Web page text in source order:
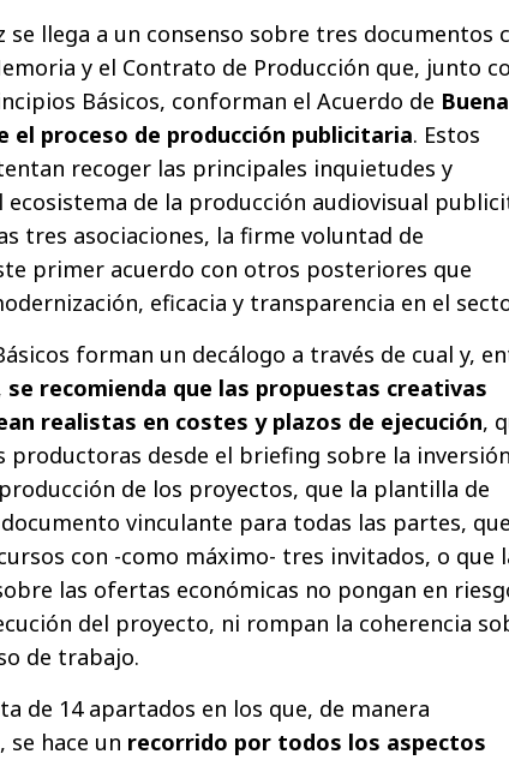
se llega a un consenso sobre tres documentos
y el Contrato de Producción que, junto
Básicos, conforman el Acuerdo de
el proceso de producción publicitaria. Estos
recoger las principales inquietudes y
ecosistema de la producción audiovisual
tres asociaciones, la firme voluntad de
primer acuerdo con otros posteriores que
eficacia y transparencia en el
forman un decálogo a través de cual y,
se recomienda que las propuestas creativas
realistas en costes y plazos de ejecución,
productoras desde el briefing sobre la inversión
de los proyectos, que la plantilla de
vinculante para todas las partes,
con -como máximo- tres invitados, o que
las ofertas económicas no pongan en
del proyecto, ni rompan la coherencia
de trabajo.
de 14 apartados en los que, de manera
se hace un recorrido por todos los aspectos